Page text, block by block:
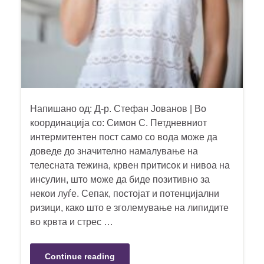
Напишано од: Д-р. Стефан Јованов | Во
координација со: Симон С. Петдневниот
интермитентен пост само со вода може да
доведе до значително намалување на
телесната тежина, крвен притисок и нивоа на
инсулин, што може да биде позитивно за
некои луѓе. Сепак, постојат и потенцијални
ризици, како што е зголемување на липидите
во крвта и стрес …
Continue reading